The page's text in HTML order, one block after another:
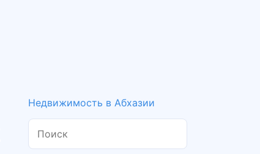
Недвижимость в Абхазии